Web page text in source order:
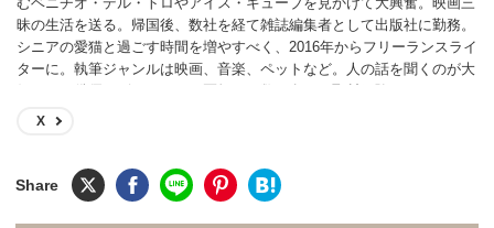
昧の生活を送る。帰国後、数社を経て雑誌編集者として出版社に勤務。
シニアの愛猫と過ごす時間を増やすべく、2016年からフリーランスライ
ターに。執筆ジャンルは映画、音楽、ペットなど。人の話を聞くのが大
X